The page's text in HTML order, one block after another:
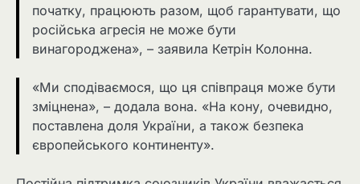
початку, працюють разом, щоб гарантувати, що
російська агресія не може бути
винагороджена», – заявила Кетрін Колонна.
«Ми сподіваємося, що ця співпраця може бути
зміцнена», – додала вона. «На кону, очевидно,
поставлена доля України, а також безпека
європейського континенту».